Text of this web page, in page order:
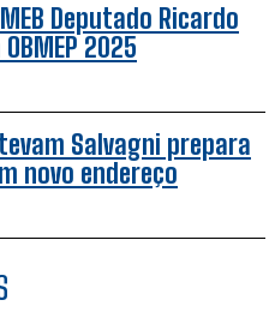
Deputado Ricardo
2025
Salvagni prepara
novo endereço